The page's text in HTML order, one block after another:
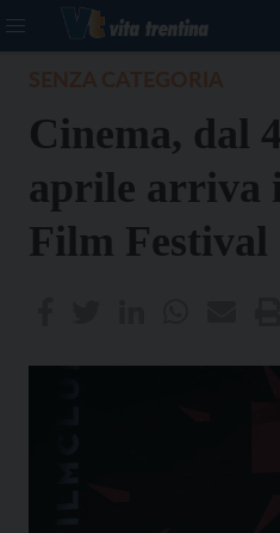
Cinema, dal
aprile arriva
Film Festival